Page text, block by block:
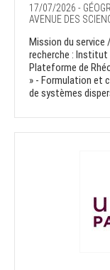
17/07/2026 -
AVENUE DES
Mission du service
recherche : Institut
Plateforme de
» - Formulation et
de systèmes